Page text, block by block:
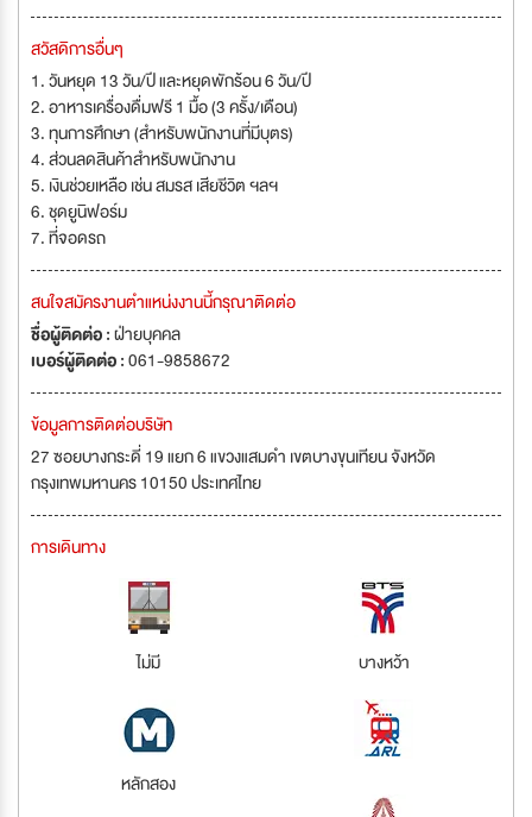
สวัสดิการอื่นๆ
1. วันหยุด 13 วัน/ปี และหยุดพักร้อน 6 วัน/ปี
2. อาหารเครื่องดื่มฟรี 1 มื้อ (3 ครั้ง/เดือน)
3. ทุนการศึกษา (สำหรับพนักงานที่มีบุตร)
4. ส่วนลดสินค้าสำหรับพนักงาน
5. เงินช่วยเหลือ เช่น สมรส เสียชีวิต ฯลฯ
6. ชุดยูนิฟอร์ม
7. ที่จอดรถ
สนใจสมัครงานตำแหน่งงานนี้กรุณาติดต่อ
ชื่อผู้ติดต่อ :ฝ่ายบุคคล
เบอร์ผู้ติดต่อ :061-9858672
ข้อมูลการติดต่อบริษัท
27 ซอยบางกระดี่ 19 แยก 6 แขวงแสมดำ เขตบางขุนเทียน จังหวัด
กรุงเทพมหานคร 10150 ประเทศไทย
การเดินทาง
ไม่มี บางหว้า
หลักสอง